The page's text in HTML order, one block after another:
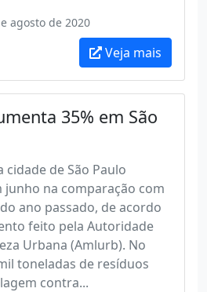
agosto de 2020
Veja mais
35% em São
cidade de São Paulo
junho na comparação com
ano passado, de acordo
feito pela Autoridade
Urbana (Amlurb). No
toneladas de resíduos
contra...